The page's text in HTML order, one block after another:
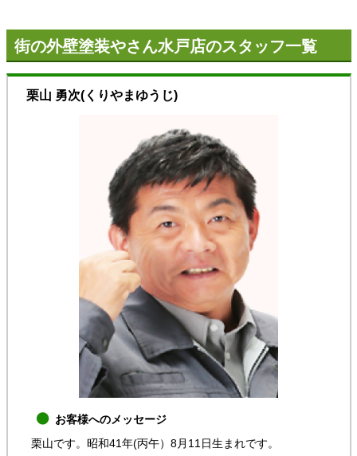
街の外壁塗装やさん水戸店のスタッフ一覧
栗山 勇次(くりやまゆうじ)
お客様へのメッセージ
栗山です。昭和41年(丙午）8月11日生まれです。